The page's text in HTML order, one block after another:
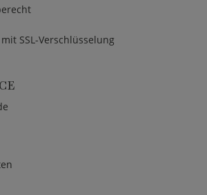
SSL-Verschlüsselung